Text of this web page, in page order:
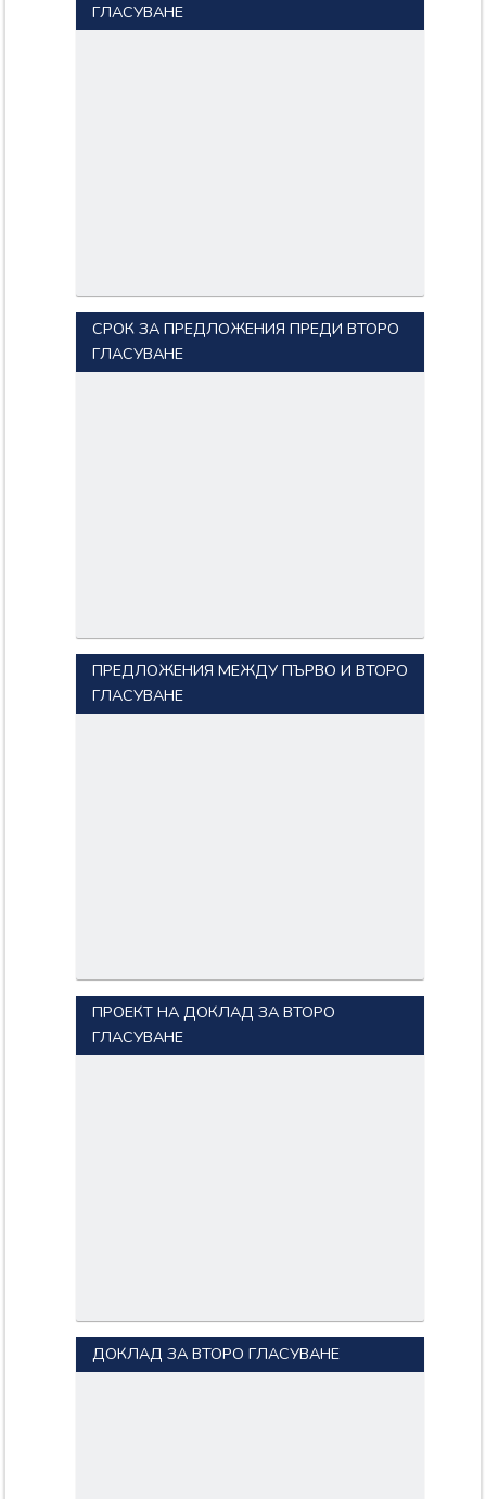
ГЛАСУВАНЕ
СРОК ЗА ПРЕДЛОЖЕНИЯ ПРЕДИ ВТОРО
ГЛАСУВАНЕ
ПРЕДЛОЖЕНИЯ МЕЖДУ ПЪРВО И ВТОРО
ГЛАСУВАНЕ
ПРОЕКТ НА ДОКЛАД ЗА ВТОРО
ГЛАСУВАНЕ
ДОКЛАД ЗА ВТОРО ГЛАСУВАНЕ